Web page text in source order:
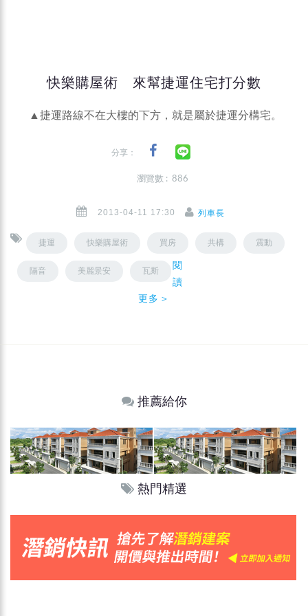
快樂購屋術 來幫捷運住宅打分數
▲捷運路線不在大樓的下方，就是屬於捷運分構宅。
分享：
瀏覽數 : 886
2013-04-11 17:30 列車長
捷運 快樂購屋術 買房 共構 震動
隔音 美麗景安 瓦斯
閱
讀
更多＞
推薦給你
熱門精選